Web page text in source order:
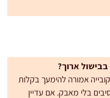
ארוך?
אמורה להימעך בקלות
בלי מאבק. אם עדיין